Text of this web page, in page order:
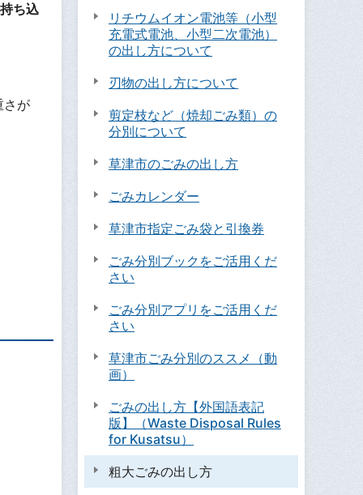
ち込
さが
リチウムイオン電池等（小型
充電式電池、小型二次電池）
の出し方について
刃物の出し方について
剪定枝など（焼却ごみ類）の
分別について
草津市のごみの出し方
ごみカレンダー
草津市指定ごみ袋と引換券
ごみ分別ブックをご活用くだ
さい
ごみ分別アプリをご活用くだ
さい
草津市ごみ分別のススメ（動
画）
ごみの出し方【外国語表記
版】（Waste Disposal Rules
for Kusatsu）
粗大ごみの出し方